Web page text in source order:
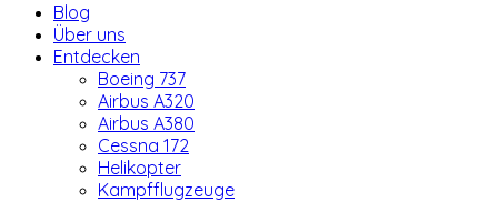
Blog
Über uns
Entdecken
Boeing 737
Airbus A320
Airbus A380
Cessna 172
Helikopter
Kampfflugzeuge